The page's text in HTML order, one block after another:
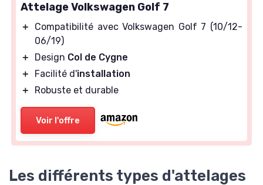
Attelage Volkswagen Golf 7
＋
Compatibilité avec Volkswagen Golf 7 (10/12-
06/19)
＋
Design Col de Cygne
＋
Facilité d'installation
＋
Robuste et durable
Voir l'offre
Les différents types d'attelages